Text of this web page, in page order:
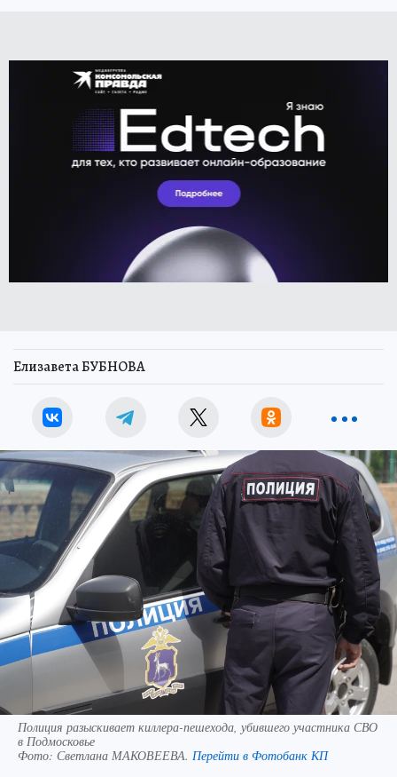
Елизавета БУБНОВА
Полиция разыскивает киллера-пешехода, убившего участника СВО
в Подмосковье
Фото: Светлана МАКОВЕЕВА. Перейти в Фотобанк КП